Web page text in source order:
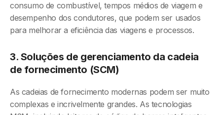
consumo de combustível, tempos médios de viagem e
desempenho dos condutores, que podem ser usados
para melhorar a eficiência das viagens e processos.
3. Soluções de gerenciamento da cadeia
de fornecimento (SCM)
As cadeias de fornecimento modernas podem ser muito
complexas e incrivelmente grandes. As tecnologias